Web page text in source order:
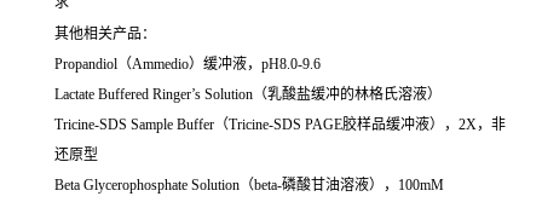
其他相关产品：
Propandiol（Ammedio）缓冲液，pH8.0-9.6
Lactate Buffered Ringer’s Solution（乳酸盐缓冲的林格氏溶液）
Tricine-SDS Sample Buffer（Tricine-SDS PAGE胶样品缓冲液），2X，非
还原型
Beta Glycerophosphate Solution（beta-磷酸甘油溶液），100mM